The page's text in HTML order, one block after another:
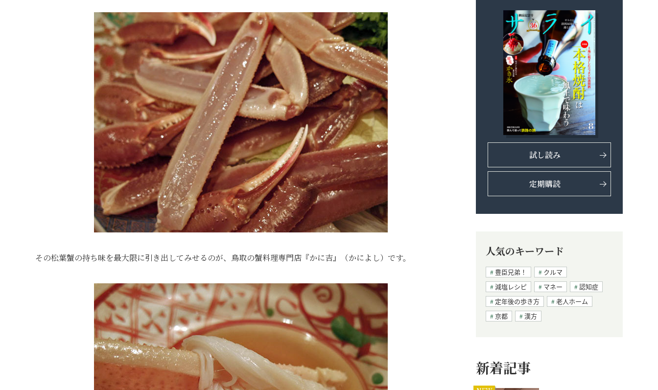
その松葉蟹の持ち味を最大限に引き出してみせるのが、鳥取の蟹料理専門店『かに吉』（かによし）です。
試し読み
定期購読
人気のキーワード
豊臣兄弟！
クルマ
減塩レシピ
マネー
認知症
定年後の歩き方
老人ホーム
京都
漢方
新着記事